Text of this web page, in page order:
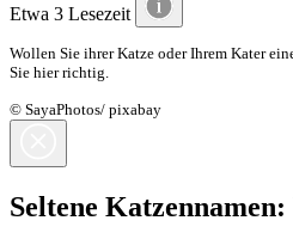
Etwa 3 Lesezeit
Wollen Sie ihrer Katze oder Ihrem Kater
Sie hier richtig.
© SayaPhotos/ pixabay
Seltene Katzennamen: